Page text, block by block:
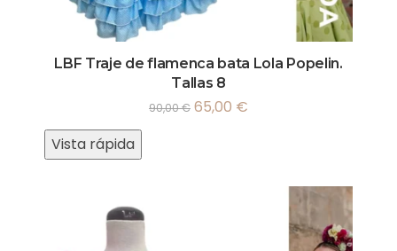
LBF Traje de flamenca bata Lola Popelin.
Tallas 8
90,00€ 65,00 €
Vista rápida